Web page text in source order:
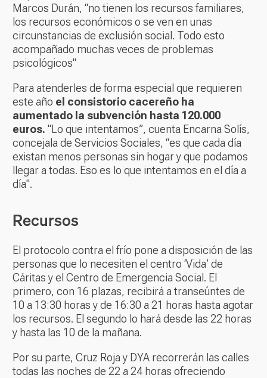
Marcos Durán, “no tienen los recursos familiares,
los recursos económicos o se ven en unas
circunstancias de exclusión social. Todo esto
acompañado muchas veces de problemas
psicológicos"
Para atenderles de forma especial que requieren
este año el consistorio cacereño ha
aumentado la subvención hasta 120.000
euros. "Lo que intentamos”, cuenta Encarna Solís,
concejala de Servicios Sociales, “es que cada día
existan menos personas sin hogar y que podamos
llegar a todas. Eso es lo que intentamos en el día a
día".
Recursos
El protocolo contra el frío pone a disposición de las
personas que lo necesiten el centro ‘Vida’ de
Cáritas y el Centro de Emergencia Social. El
primero, con 16 plazas, recibirá a transeúntes de
10 a 13:30 horas y de 16:30 a 21 horas hasta agotar
los recursos. El segundo lo hará desde las 22 horas
y hasta las 10 de la mañana.
Por su parte, Cruz Roja y DYA recorrerán las calles
todas las noches de 22 a 24 horas ofreciendo